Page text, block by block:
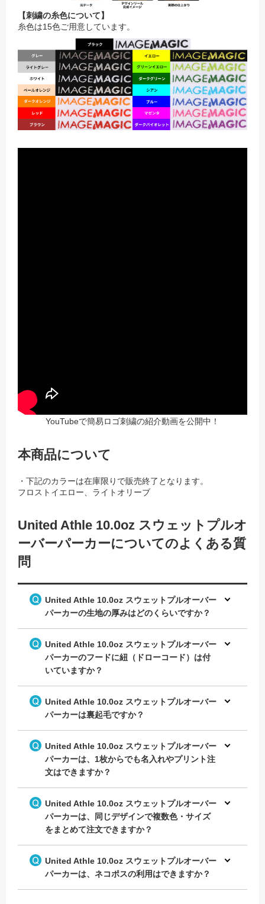
【刺繍の糸色について】
糸色は15色ご用意しています。
YouTubeで簡易ロゴ刺繍の紹介動画を公開中！
本商品について
・下記のカラーは在庫限りで販売終了となります。
フロストイエロー、ライトオリーブ
United Athle 10.0oz スウェットプルオ
ーバーパーカーについてのよくある質
問
United Athle 10.0oz スウェットプルオーバー
パーカーの生地の厚みはどのくらいですか？
United Athle 10.0oz スウェットプルオーバー
パーカーのフードに紐（ドローコード）は付
いていますか？
United Athle 10.0oz スウェットプルオーバー
パーカーは裏起毛ですか？
United Athle 10.0oz スウェットプルオーバー
パーカーは、1枚からでも名入れやプリント注
文はできますか？
United Athle 10.0oz スウェットプルオーバー
パーカーは、同じデザインで複数色・サイズ
をまとめて注文できますか？
United Athle 10.0oz スウェットプルオーバー
パーカーは、ネコポスの利用はできますか？